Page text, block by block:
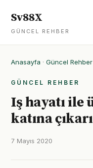
Sv88X
GÜNCEL REHBER
Anasayfa · Güncel Rehber
GÜNCEL REHBER
Iş hayatı
katına
7 Mayıs 2020